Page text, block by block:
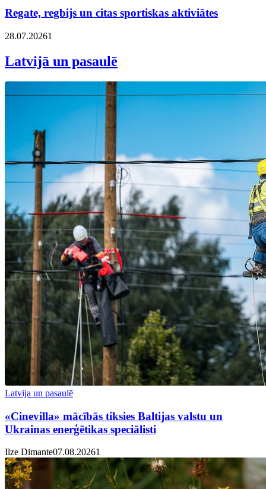
Regate, regbijs un citas sportiskas aktiviātes
28.07.20261
Latvijā un pasaulē
Latvija un pasaulē
«Cinevilla» mācībās tiksies Baltijas valstu un
Ukrainas enerģētikas speciālisti
Ilze Dimante07.08.20261